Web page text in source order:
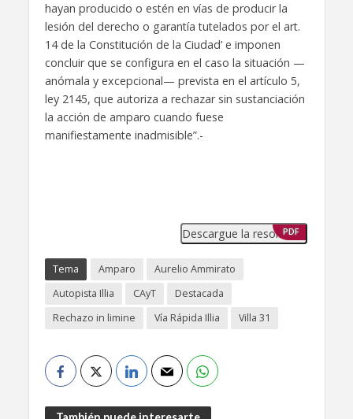
hayan producido o estén en vías de producir la
lesión del derecho o garantía tutelados por el art.
14 de la Constitución de la Ciudad’ e imponen
concluir que se configura en el caso la situación —
anómala y excepcional— prevista en el artículo 5,
ley 2145, que autoriza a rechazar sin sustanciación
la acción de amparo cuando fuese
manifiestamente inadmisible”.-
Descargue la resolución
PDF
Tema Amparo
Aurelio Ammirato
Autopista Illia
CAyT
Destacada
Rechazo in limine
Vía Rápida Illia Villa 31